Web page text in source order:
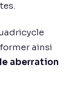
ainsi
aberration